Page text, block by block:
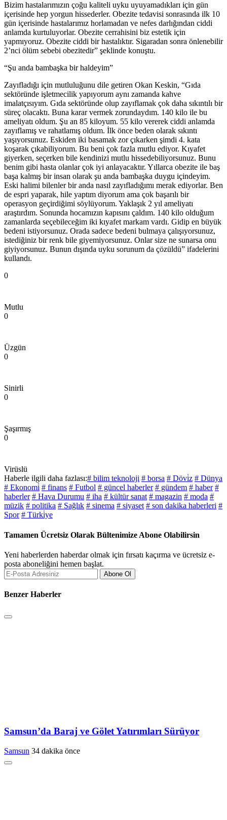
Bizim hastalarımızın çoğu kaliteli uyku uyuyamadıkları için gün
içerisinde hep yorgun hissederler. Obezite tedavisi sonrasında ilk 10
gün içerisinde hastalarımız horlamadan ve nefes darlığından ciddi
anlamda kurtuluyorlar. Obezite cerrahisini biz estetik için
yapmıyoruz. Obezite ciddi bir hastalıktır. Sigaradan sonra önlenebilir
2’nci ölüm sebebi obezitedir” şeklinde konuştu.
“Şu anda bambaşka bir haldeyim”
Zayıfladığı için mutluluğunu dile getiren Okan Keskin, “Gıda
sektöründe işletmecilik yapıyorum aynı zamanda kahve
imalatçısıyım. Gıda sektöründe olup zayıflamak çok daha sıkıntılı bir
süreç olacaktı. Buna karar vermek zorundaydım. 140 kilo ile bu
ameliyatı oldum. Şu an 85 kiloyum. 55 kilo vererek ciddi anlamda
zayıflamış ve rahatlamış oldum. İlk önce beden olarak sıkıntı
yaşıyorsunuz. Eskiden iki basamak zor çıkarken şimdi 4. kata
koşarak çıkabiliyorum. Bu beni çok fazla mutlu ediyor. Kıyafet
giyerken, seçerken bile kendinizi mutlu hissedebiliyorsunuz. Bunu
benim gibi hasta olanlar çok iyi anlayacaktır. Yıllarca obezite ile baş
başa kalmış bir insan olarak şu anda bambaşka duygu içindeyim.
Eski halimi bilenler bir anda nasıl zayıfladığımı merak ediyorlar. Ben
de espri yaparak, hile yaptım diyorum ama çok başarılı bir
operasyon geçirdiğimi söylüyorum. Yaklaşık 2 yıl ameliyatı
araştırdım. Sonunda hocamızın kapısını çaldım. 140 kilo olduğum
zamanlarda seçebileceğim iki kıyafet markam vardı. Gidip en büyük
bedeni istiyorsunuz. Orada sadece bedeni bulmaya çalışıyorsunuz,
istediğiniz bir renk bile giyemiyorsunuz. Onlar size ne sunarsa onu
giyiyorsunuz. Bunun dışında uyku sorunum da çözüldü” ifadelerini
kullandı.
0
Mutlu
0
Üzgün
0
Sinirli
0
Şaşırmış
0
Virüslü
Haberle ilgili daha fazlası:# bilim teknoloji # borsa # Dövi̇z # Dünya
# Ekonomi̇ # finans # Futbol # güncel haberler # gündem # haber #
haberler # Hava Durumu # iha # kültür sanat # magazin # moda #
müzik # politika # Sağlık # sinema # siyaset # son dakika haberleri #
Spor # Türki̇ye
Tamamen Ücretsiz Olarak Bültenimize Abone Olabilirsin
Yeni haberlerden haberdar olmak için fırsatı kaçırma ve ücretsiz e-
posta aboneliğini hemen başlat.
Abone Ol
Benzer Haberler
Samsun’da Baraj ve Gölet Yatırımları Sürüyor
Samsun 34 dakika önce